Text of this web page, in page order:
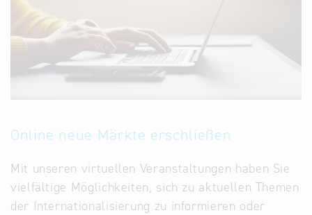
Online neue Märkte erschließen
Mit unseren virtuellen Veranstaltungen haben Sie
vielfältige Möglichkeiten, sich zu aktuellen Themen
der Internationalisierung zu informieren oder